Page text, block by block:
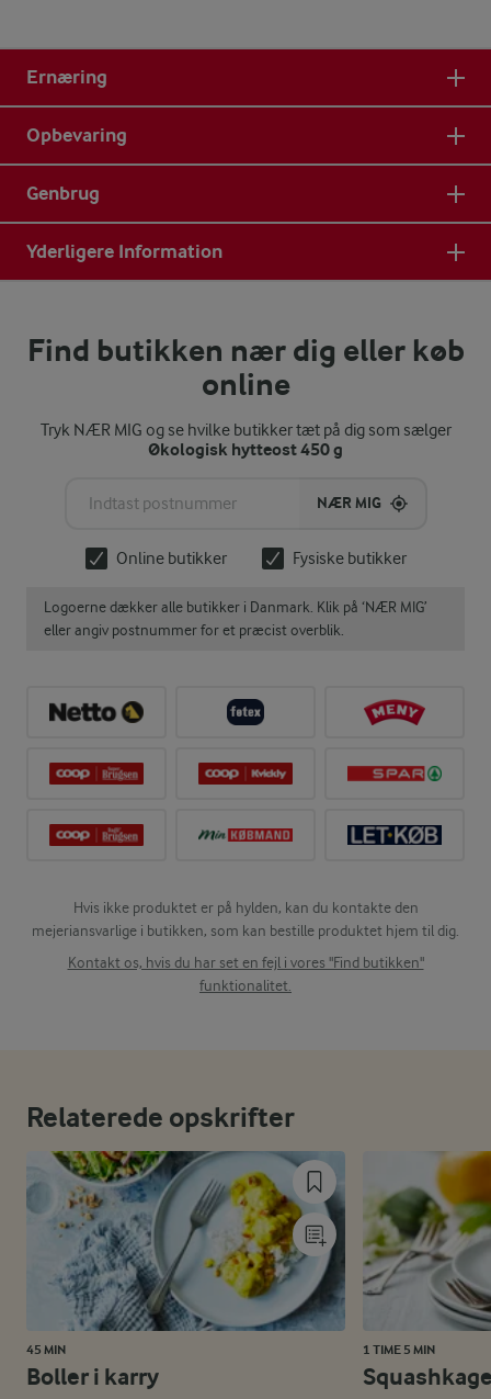
Ernæring
Opbevaring
Genbrug
Yderligere Information
Find butikken nær dig eller køb
online
Tryk NÆR MIG og se hvilke butikker tæt på dig som sælger
Økologisk hytteost 450 g
NÆR MIG
Online butikker Fysiske butikker
Logoerne dækker alle butikker i Danmark. Klik på ‘NÆR MIG’
eller angiv postnummer for et præcist overblik.
Hvis ikke produktet er på hylden, kan du kontakte den
mejeriansvarlige i butikken, som kan bestille produktet hjem til dig.
Kontakt os, hvis du har set en fejl i vores "Find butikken"
funktionalitet.
Relaterede opskrifter
45 MIN
Boller i karry
1 TIME 5 MIN